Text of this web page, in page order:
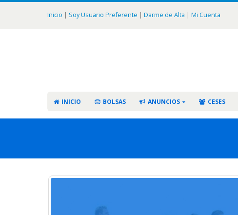
Inicio | Soy Usuario Preferente | Darme de Alta | Mi Cuenta
INICIO BOLSAS ANUNCIOS CESES